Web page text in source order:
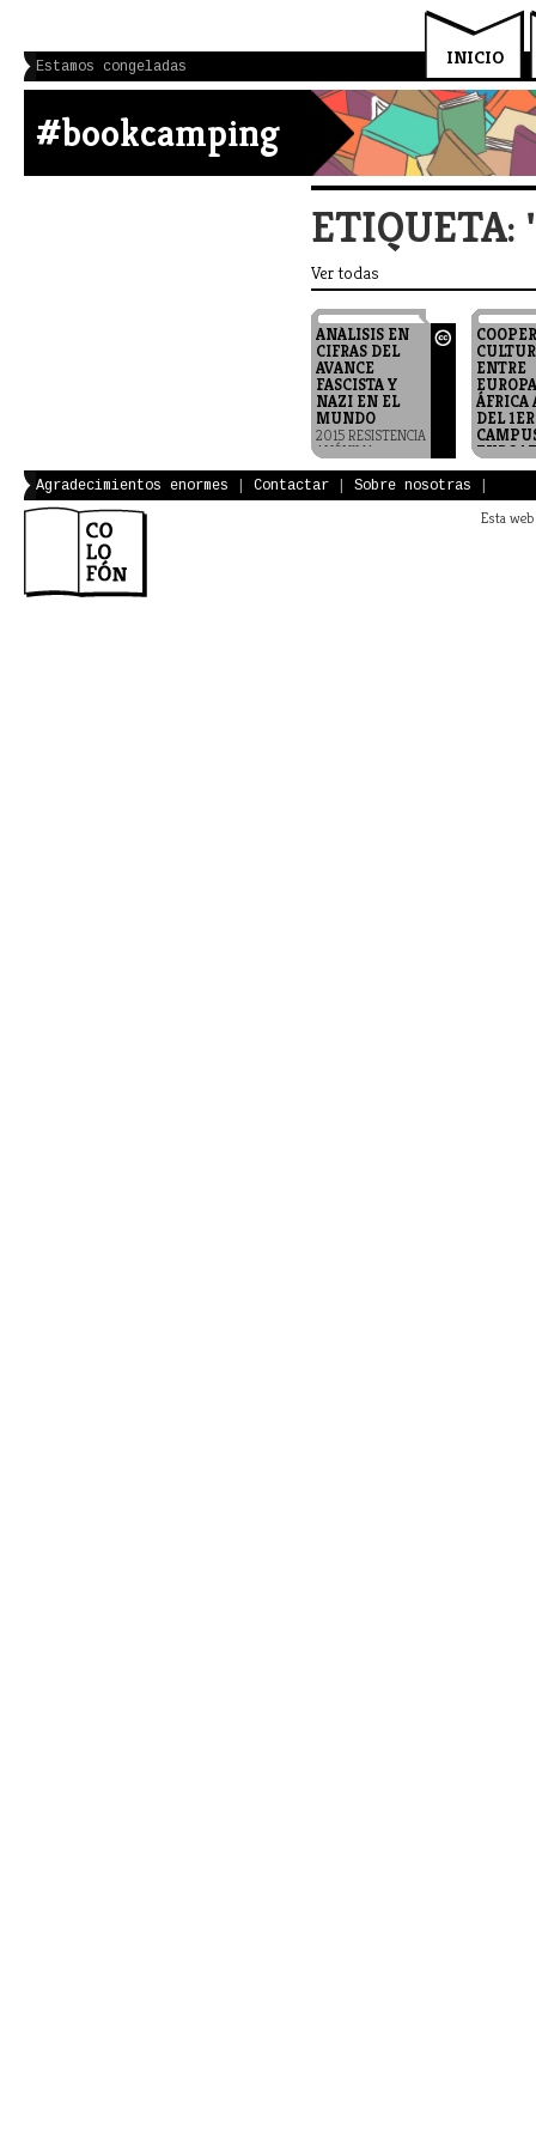
INICIO
Estamos congeladas
#bookcamping
ETIQUETA:
Ver todas
ANÁLISIS EN
CIFRAS DEL
AVANCE
FASCISTA Y
NAZI EN EL
MUNDO
2015 RESISTENCIA
ANÓNIMA
ENTRE
ÁFRICA
DEL 1ER
DE
2010
Agradecimientos enormes Contactar Sobre nosotras
Esta